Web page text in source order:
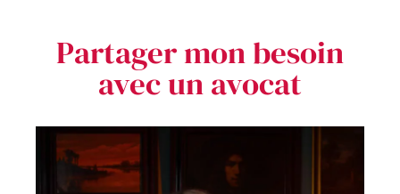
Partager mon besoin
avec un avocat